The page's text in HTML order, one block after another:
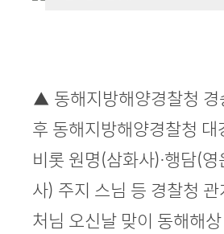
▲ 동해지방해양경찰청
후 동해지방해양경찰청
비롯 원명(삼화사)·행담(
사) 주지 스님 등 경찰청
처님 오신날 맞이 동해해